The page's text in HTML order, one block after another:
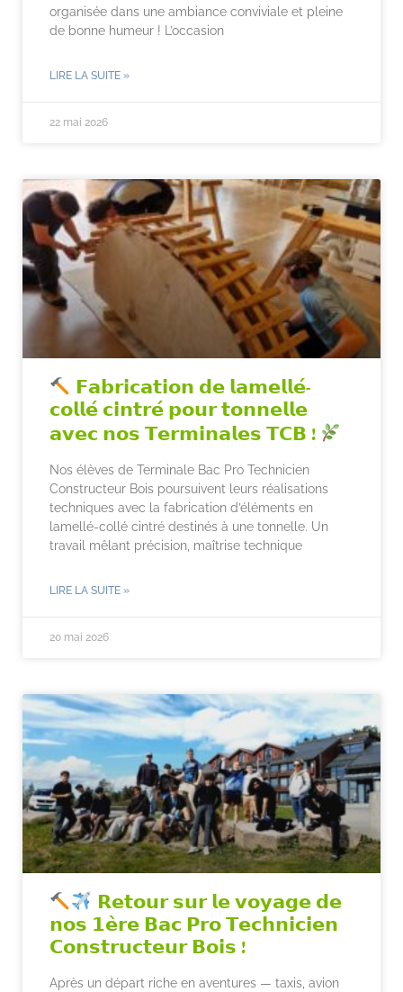
organisée dans une ambiance conviviale et pleine
de bonne humeur ! L’occasion
LIRE LA SUITE »
22 mai 2026
𝗙𝗮𝗯𝗿𝗶𝗰𝗮𝘁𝗶𝗼𝗻 𝗱𝗲 𝗹𝗮𝗺𝗲𝗹𝗹𝗲́-
𝗰𝗼𝗹𝗹𝗲́ 𝗰𝗶𝗻𝘁𝗿𝗲́ 𝗽𝗼𝘂𝗿 𝘁𝗼𝗻𝗻𝗲𝗹𝗹𝗲
𝗮𝘃𝗲𝗰 𝗻𝗼𝘀 𝗧𝗲𝗿𝗺𝗶𝗻𝗮𝗹𝗲𝘀 𝗧𝗖𝗕 !
Nos élèves de Terminale Bac Pro Technicien
Constructeur Bois poursuivent leurs réalisations
techniques avec la fabrication d’éléments en
lamellé-collé cintré destinés à une tonnelle. Un
travail mêlant précision, maîtrise technique
LIRE LA SUITE »
20 mai 2026
𝗥𝗲𝘁𝗼𝘂𝗿 𝘀𝘂𝗿 𝗹𝗲 𝘃𝗼𝘆𝗮𝗴𝗲 𝗱𝗲
𝗻𝗼𝘀 𝟭𝗲̀𝗿𝗲 𝗕𝗮𝗰 𝗣𝗿𝗼 𝗧𝗲𝗰𝗵𝗻𝗶𝗰𝗶𝗲𝗻
𝗖𝗼𝗻𝘀𝘁𝗿𝘂𝗰𝘁𝗲𝘂𝗿 𝗕𝗼𝗶𝘀 !
Après un départ riche en aventures — taxis, avion